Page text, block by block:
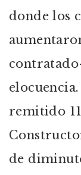
donde los
remitido
de